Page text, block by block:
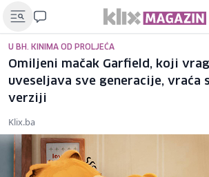
U BH. KINIMA OD PROLJEĆA
Omiljeni mačak Garfield, koji
uveseljava sve generacije, vraća
verziji
Klix.ba